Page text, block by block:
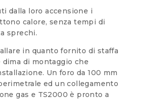
dalla loro accensione i
calore, senza tempi di
sprechi.
in quanto fornito di staffa
di montaggio che
Un foro da 100 mm
ed un collegamento
gas e TS2000 è pronto a